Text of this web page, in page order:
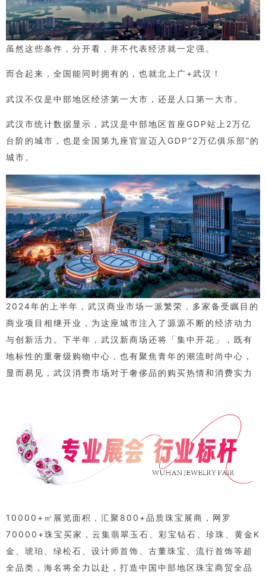
虽然这些条件，分开看，并不代表经济就一定强。
而合起来，全国能同时拥有的，也就北上广+武汉！
武汉不仅是中部地区经济第一大市，还是人口第一大市。
武汉市统计数据显示，武汉是中部地区首座GDP站上2万亿
台阶的城市，也是全国第九座官宣迈入GDP“2万亿俱乐部”的
城市。
2024年的上半年，武汉商业市场一派繁荣，多家备受瞩目的
商业项目相继开业，为这座城市注入了源源不断的经济动力
与创新活力。下半年，武汉新商场还将「集中开花」，既有
地标性的重奢级购物中心，也有聚焦青年的潮流时尚中心，
显而易见，武汉消费市场对于奢侈品的购买热情和消费实力
10000+㎡展览面积，汇聚800+品质珠宝展商，网罗
70000+珠宝买家，云集翡翠玉石、彩宝钻石、珍珠、黄金K
金、琥珀、绿松石、设计师首饰、古董珠宝、流行首饰等超
全品类，海名将全力以赴，打造中国中部地区珠宝商贸全品